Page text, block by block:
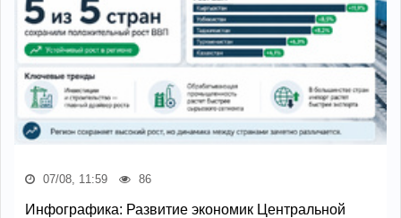
07/08, 11:59 86
Инфографика: Развитие экономик Центральной